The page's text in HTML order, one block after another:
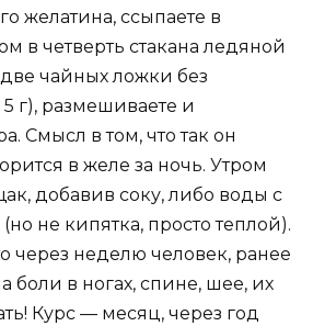
желатина, ссыпаете в
в четверть стакана ледяной
чайных ложки без
г), размешиваете и
Смысл в том, что так он
в желе за ночь. Утром
добавив соку, либо воды с
не кипятка, просто теплой).
через неделю человек, ранее
боли в ногах, спине, шее, их
Курс — месяц, через год